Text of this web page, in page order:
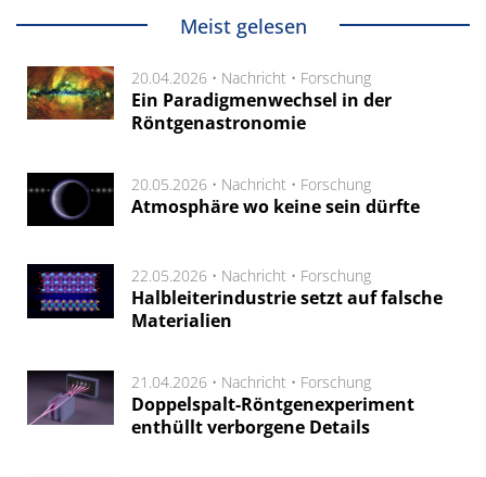
Meist gelesen
20.04.2026 • Nachricht • Forschung
Ein Paradigmenwechsel in der
Röntgenastronomie
20.05.2026 • Nachricht • Forschung
Atmosphäre wo keine sein dürfte
22.05.2026 • Nachricht • Forschung
Halbleiterindustrie setzt auf falsche
Materialien
21.04.2026 • Nachricht • Forschung
Doppelspalt-Röntgenexperiment
enthüllt verborgene Details